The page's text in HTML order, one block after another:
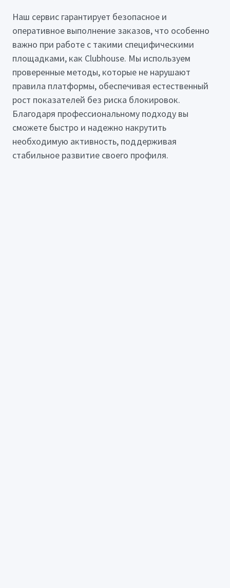
Наш сервис гарантирует безопасное и
оперативное выполнение заказов, что особенно
важно при работе с такими специфическими
площадками, как Clubhouse. Мы используем
проверенные методы, которые не нарушают
правила платформы, обеспечивая естественный
рост показателей без риска блокировок.
Благодаря профессиональному подходу вы
сможете быстро и надежно накрутить
необходимую активность, поддерживая
стабильное развитие своего профиля.